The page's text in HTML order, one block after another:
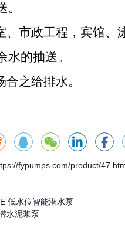
。
、市政工程，宾馆、
水的抽送。
合之给排水。
fypumps.com/product/
低水位智能潜水泵
水泥浆泵